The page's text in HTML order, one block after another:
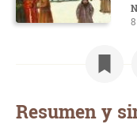
Resumen y